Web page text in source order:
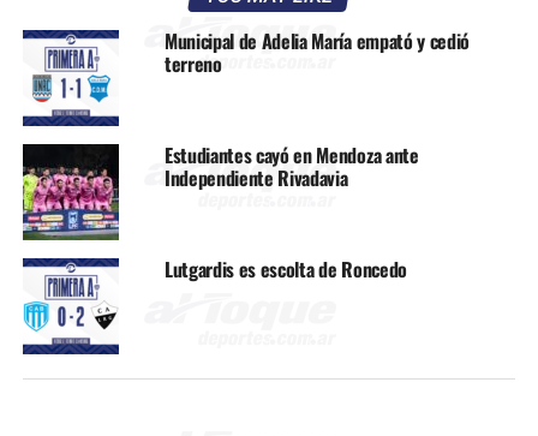
Municipal de Adelia María empató y cedió
terreno
Estudiantes cayó en Mendoza ante
Independiente Rivadavia
Lutgardis es escolta de Roncedo